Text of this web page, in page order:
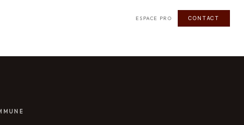
ESPACE PRO CONTACT